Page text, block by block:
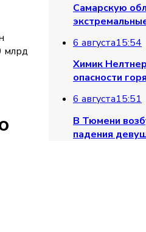
Самарскую
6 августа15:54
Химик
опасности
6 августа15:51
В Тюмени
падения
млрд